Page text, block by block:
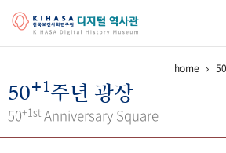
걸어온 길 기관 변천사
home 50
50+1주년 광장
50+1st Anniversary Square